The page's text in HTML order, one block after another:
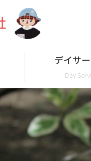
デイサ
Day